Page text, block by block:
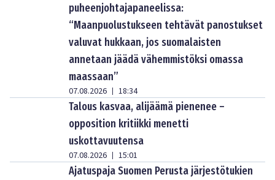
puheenjohtajapaneelissa:
“Maanpuolustukseen tehtävät panostukset
valuvat hukkaan, jos suomalaisten
annetaan jäädä vähemmistöksi omassa
maassaan”
07.08.2026 | 18:34
Talous kasvaa, alijäämä pienenee –
opposition kritiikki menetti
uskottavuutensa
07.08.2026 | 15:01
Ajatuspaja Suomen Perusta järjestötukien